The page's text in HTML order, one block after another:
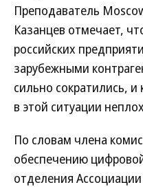
Преподаватель
Казанцев отмечает,
российских
зарубежными
сильно сократились,
в этой ситуации
По словам члена
обеспечению
отделения